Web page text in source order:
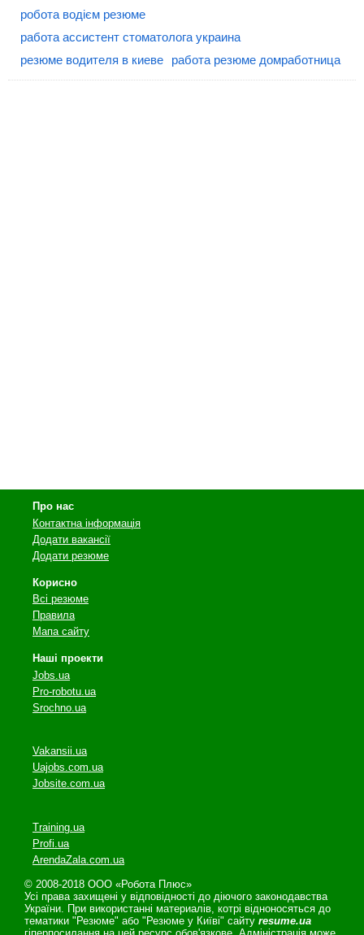
робота водієм резюме
работа ассистент стоматолога украина
резюме водителя в киеве
работа резюме домработница
Про нас
Контактна інформація
Додати вакансії
Додати резюме
Корисно
Всі резюме
Правила
Мапа сайту
Наші проекти
Jobs.ua
Pro-robotu.ua
Srochno.ua
Vakansii.ua
Uajobs.com.ua
Jobsite.com.ua
Training.ua
Profi.ua
ArendaZala.com.ua
© 2008-2018 ООО «Робота Плюс»
Усі права захищені у відповідності до діючого законодавства
України. При використанні материалів, котрі відноносяться до
тематики "Резюме" або "Резюме у Київі" сайту resume.ua
гіперпосилання на цей ресурс обов'язкове. Адміністрація може